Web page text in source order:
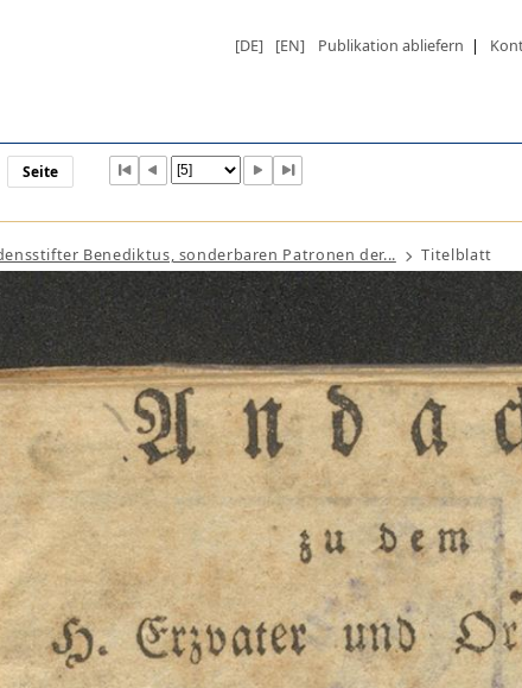
[DE] [EN] Publikation abliefern |
Seite
Benediktus, sonderbaren Patronen der... Titelblatt